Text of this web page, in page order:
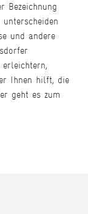
Bezeichnung
und andere
erleichtern,
Ihnen hilft, die
geht es zum